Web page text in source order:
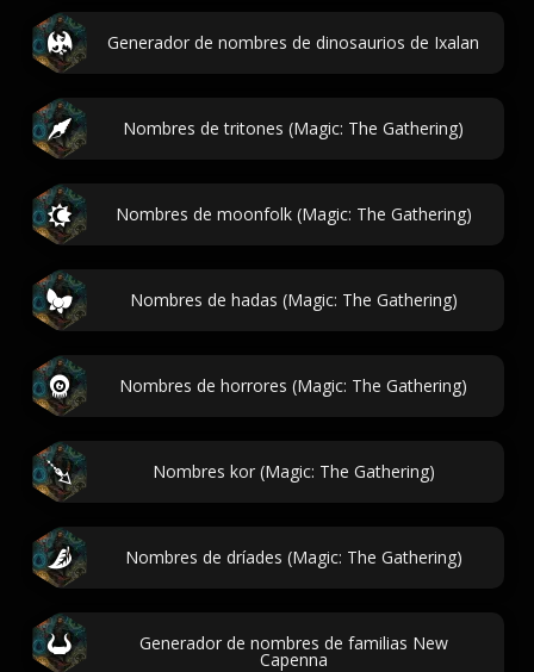
Generador de nombres de dinosaurios de Ixalan
Nombres de tritones (Magic: The Gathering)
Nombres de moonfolk (Magic: The Gathering)
Nombres de hadas (Magic: The Gathering)
Nombres de horrores (Magic: The Gathering)
Nombres kor (Magic: The Gathering)
Nombres de dríades (Magic: The Gathering)
Generador de nombres de familias New
Capenna